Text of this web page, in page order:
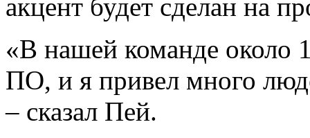
акцент будет сделан на
«В нашей команде около
ПО, и я привел много
– сказал Пей.